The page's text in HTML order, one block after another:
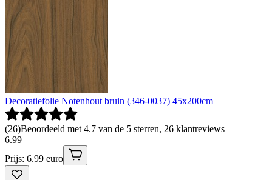
Decoratiefolie Notenhout bruin (346-0037) 45x200cm
(26)Beoordeeld met 4.7 van de 5 sterren, 26 klantreviews
6.99
Prijs: 6.99 euro